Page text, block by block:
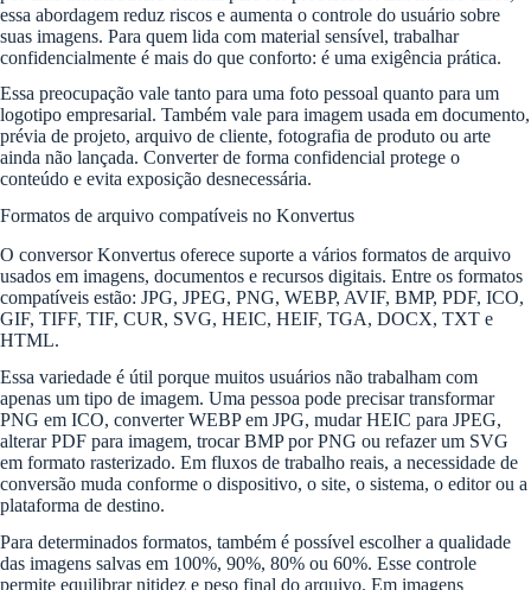
essa abordagem reduz riscos e aumenta o controle do usuário sobre
suas imagens. Para quem lida com material sensível, trabalhar
confidencialmente é mais do que conforto: é uma exigência prática.
Essa preocupação vale tanto para uma foto pessoal quanto para um
logotipo empresarial. Também vale para imagem usada em documento,
prévia de projeto, arquivo de cliente, fotografia de produto ou arte
ainda não lançada. Converter de forma confidencial protege o
conteúdo e evita exposição desnecessária.
Formatos de arquivo compatíveis no Konvertus
O conversor Konvertus oferece suporte a vários formatos de arquivo
usados em imagens, documentos e recursos digitais. Entre os formatos
compatíveis estão: JPG, JPEG, PNG, WEBP, AVIF, BMP, PDF, ICO,
GIF, TIFF, TIF, CUR, SVG, HEIC, HEIF, TGA, DOCX, TXT e
HTML.
Essa variedade é útil porque muitos usuários não trabalham com
apenas um tipo de imagem. Uma pessoa pode precisar transformar
PNG em ICO, converter WEBP em JPG, mudar HEIC para JPEG,
alterar PDF para imagem, trocar BMP por PNG ou refazer um SVG
em formato rasterizado. Em fluxos de trabalho reais, a necessidade de
conversão muda conforme o dispositivo, o site, o sistema, o editor ou a
plataforma de destino.
Para determinados formatos, também é possível escolher a qualidade
das imagens salvas em 100%, 90%, 80% ou 60%. Esse controle
permite equilibrar nitidez e peso final do arquivo. Em imagens